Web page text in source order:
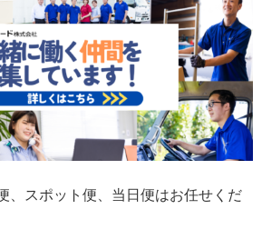
、スポット便、当日便はお任せくだ